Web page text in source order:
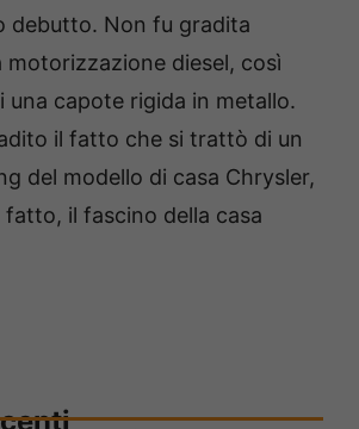
debutto. Non fu gradita
motorizzazione diesel, così
una capote rigida in metallo.
il fatto che si trattò di un
del modello di casa Chrysler,
fatto, il fascino della casa